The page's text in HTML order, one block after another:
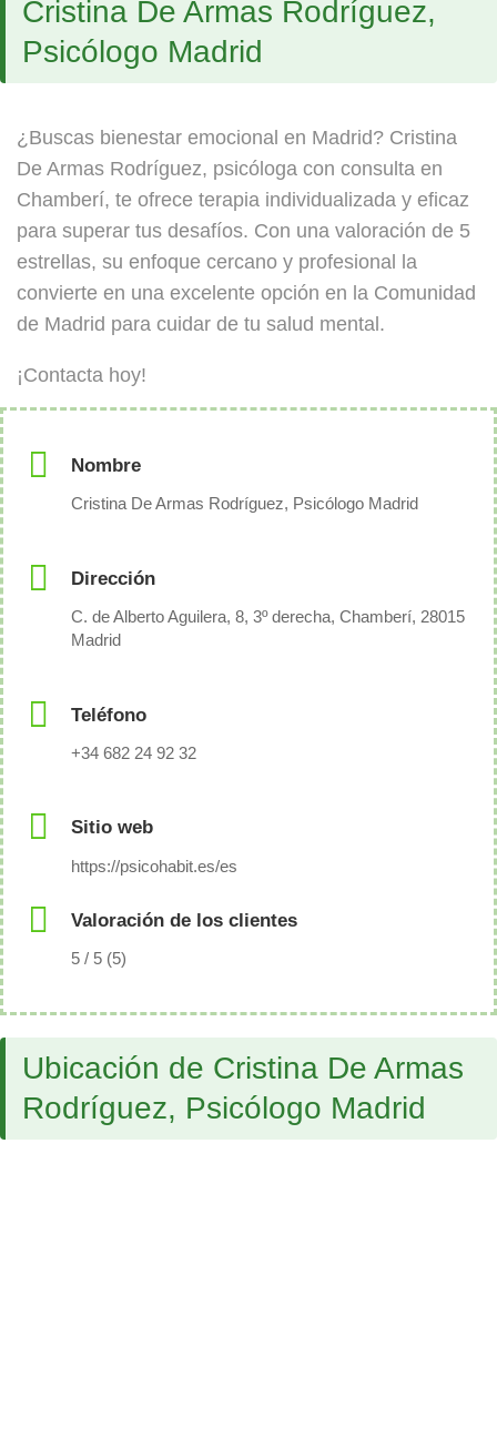
Cristina De Armas Rodríguez,
Psicólogo Madrid
¿Buscas bienestar emocional en Madrid? Cristina
De Armas Rodríguez, psicóloga con consulta en
Chamberí, te ofrece terapia individualizada y eficaz
para superar tus desafíos. Con una valoración de 5
estrellas, su enfoque cercano y profesional la
convierte en una excelente opción en la Comunidad
de Madrid para cuidar de tu salud mental.
¡Contacta hoy!
Nombre
Cristina De Armas Rodríguez, Psicólogo Madrid
Dirección
C. de Alberto Aguilera, 8, 3º derecha, Chamberí, 28015
Madrid
Teléfono
+34 682 24 92 32
Sitio web
https://psicohabit.es/es
Valoración de los clientes
5 / 5 (5)
Ubicación de Cristina De Armas
Rodríguez, Psicólogo Madrid